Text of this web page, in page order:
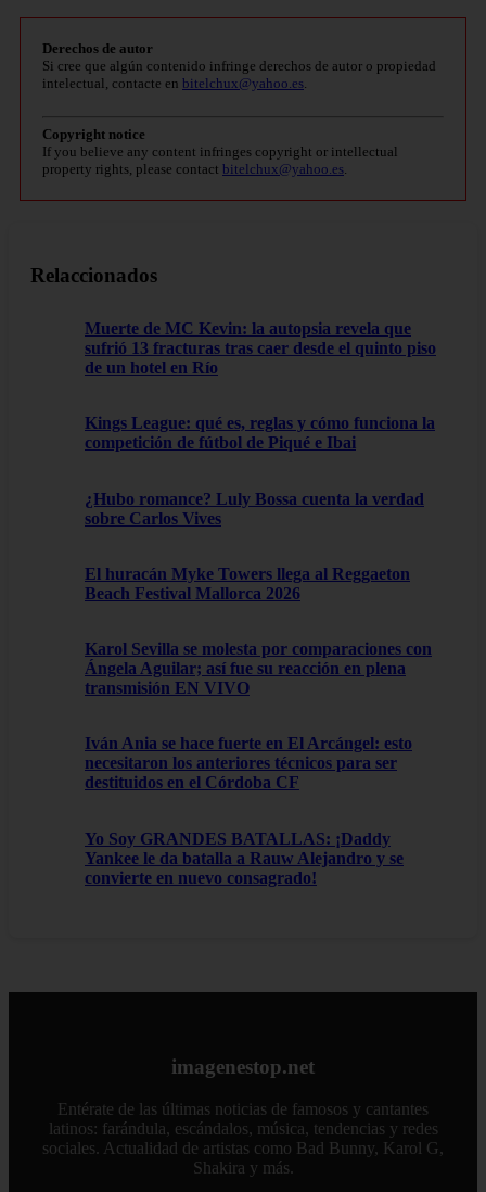
Derechos de autor
Si cree que algún contenido infringe derechos de autor o propiedad
intelectual, contacte en bitelchux@yahoo.es
Copyright notice
If you believe any content infringes copyright or intellectual
property rights, please contact bitelchux@yahoo.es
Relaccionados
Muerte de MC Kevin: la autopsia revela que
sufrió 13 fracturas tras caer desde el quinto piso
de un hotel en Río
Kings League: qué es, reglas y cómo funciona la
competición de fútbol de Piqué e Ibai
¿Hubo romance? Luly Bossa cuenta la verdad
sobre Carlos Vives
El huracán Myke Towers llega al Reggaeton
Beach Festival Mallorca 2026
Karol Sevilla se molesta por comparaciones con
Ángela Aguilar; así fue su reacción en plena
transmisión EN VIVO
Iván Ania se hace fuerte en El Arcángel: esto
necesitaron los anteriores técnicos para ser
destituidos en el Córdoba CF
Yo Soy GRANDES BATALLAS: ¡Daddy
Yankee le da batalla a Rauw Alejandro y se
convierte en nuevo consagrado!
imagenestop.net
Entérate de las últimas noticias de famosos y cantantes
latinos: farándula, escándalos, música, tendencias y redes
sociales. Actualidad de artistas como Bad Bunny, Karol G,
Shakira y más.